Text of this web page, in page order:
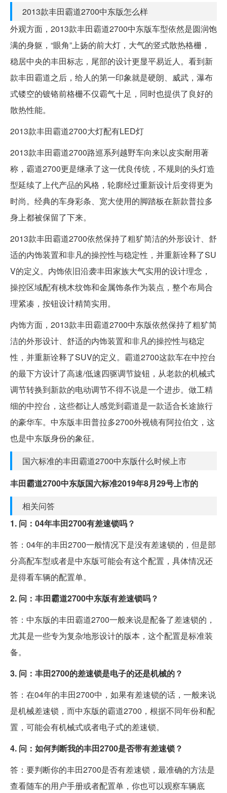
2013款丰田霸道2700中东版怎么样
外观方面，2013款丰田霸道2700中东版车型依然是圆润饱
满的身躯，“眼角”上扬的前大灯，大气的竖式散热格栅，
稳居中央的丰田标志，尾部的设计更显平易近人。看到新
款丰田霸道之后，给人的第一印象就是硬朗、威武，瀑布
式镂空的镀铬前格栅不仅霸气十足，同时也提供了良好的
散热性能。
2013款丰田霸道2700大灯配有LED灯
2013款丰田霸道2700路巡系列越野车向来以皮实耐用著
称，霸道2700更是继承了这一优良传统，不规则的头灯造
型延续了上代产品的风格，轮廓经过重新设计后变得更为
时尚。经典的车身彩条、宽大使用的脚踏板在新款普拉多
身上都被保留了下来。
2013款丰田霸道2700依然保持了粗犷简洁的外形设计、舒
适的内饰装置和非凡的操控性与稳定性，并重新诠释了SU
V的定义。内饰依旧沿袭丰田家族大气实用的设计理念，
操控区域配有桃木纹饰和金属饰条作为装点，整个布局合
理紧凑，按钮设计精简实用。
内饰方面，2013款丰田霸道2700中东版依然保持了粗犷简
洁的外形设计、舒适的内饰装置和非凡的操控性与稳定
性，并重新诠释了SUV的定义。霸道2700这款车在中控台
的最下方设计了高速/低速四驱调节旋钮，从老款的机械式
调节转换到新款的电动调节不得不说是一个进步。做工精
细的中控台，这些都让人感觉到霸道是一款适合长途旅行
的豪华车。中东版丰田普拉多2700外视镜有阿拉伯文，这
也是中东版身份的象征。
国六标准的丰田霸道2700中东版什么时候上市
丰田霸道2700中东版国六标准2019年8月29号上市的
相关问答
1. 问：04年丰田2700有差速锁吗？
答：04年的丰田2700一般情况下是没有差速锁的，但是部
分高配车型或者是中东版可能会有这个配置，具体情况还
是得看车辆的配置单。
2. 问：丰田霸道2700中东版有差速锁吗？
答：中东版的丰田霸道2700一般来说是配备了差速锁的，
尤其是一些专为复杂地形设计的版本，这个配置是标准装
备。
3. 问：丰田2700的差速锁是电子的还是机械的？
答：在04年的丰田2700中，如果有差速锁的话，一般来说
是机械差速锁，而中东版的霸道2700，根据不同年份和配
置，可能会有机械式或者电子式的差速锁。
4. 问：如何判断我的丰田2700是否带有差速锁？
答：要判断你的丰田2700是否有差速锁，最准确的方法是
查看随车的用户手册或者配置单，你也可以观察车辆底